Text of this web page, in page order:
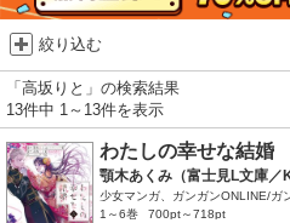
絞り込む
「高坂りと」の検索結果
13件中 1～13件を表示
わたしの幸せな結婚
顎木あくみ（富士見L文庫／
少女マンガ、ガンガンONLINE/ガ
1～6巻
700pt～718pt